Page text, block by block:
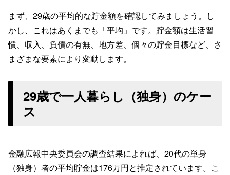
まず、29歳の平均的な貯金額を確認してみましょう。し
かし、これはあくまでも「平均」です。貯金額は生活習
慣、収入、負債の有無、地方差、個々の貯金目標など、さ
まざまな要素により変動します。
29歳で一人暮らし（独身）のケー
ス
金融広報中央委員会の調査結果によれば、20代の単身
（独身）者の平均貯金は176万円と推定されています。こ